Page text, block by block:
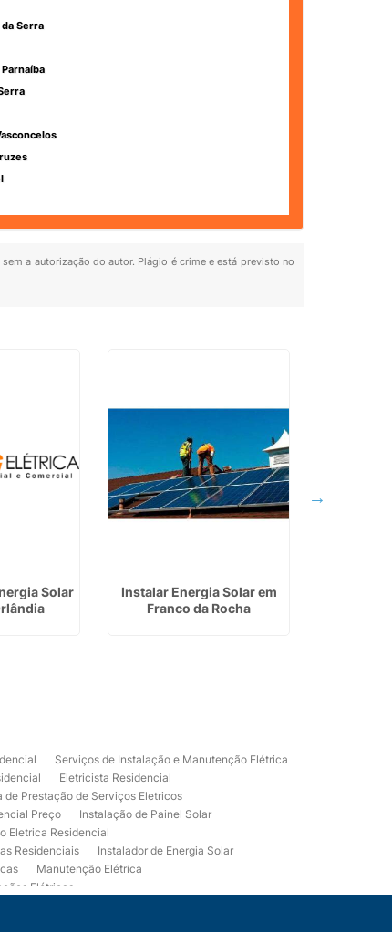
Serra
a autorização do autor. Plágio é crime e está previsto no
Solar
Instalar Energia Solar em
Franco da Rocha
Serviços de Instalação e Manutenção Elétrica
Eletricista Residencial
de Prestação de Serviços Eletricos
Preço
Instalação de Painel Solar
Eletrica Residencial
Residenciais
Instalador de Energia Solar
Manutenção Elétrica
Elétricas